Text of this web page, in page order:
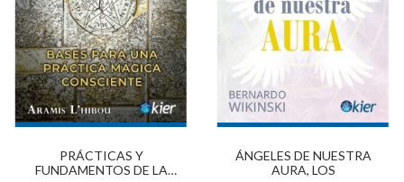
PRÁCTICAS Y
FUNDAMENTOS DE LA
ÁNGELES DE NUESTRA
AURA, LOS